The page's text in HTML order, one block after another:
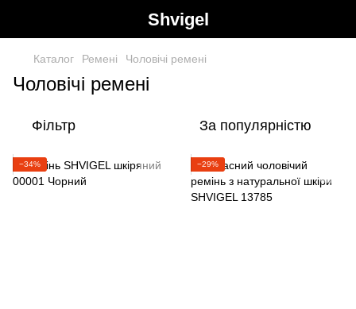
Shvigel
Каталог Ремені Чоловічі ремені
Чоловічі ремені
Фільтр За популярністю
−34% −29%